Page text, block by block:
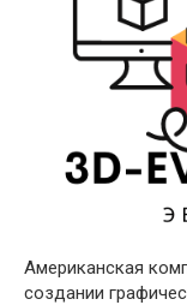
Американская
создании